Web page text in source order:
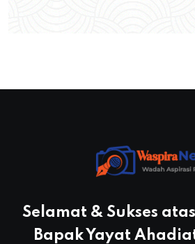
Selamat & Sukses
Bapak Yayat